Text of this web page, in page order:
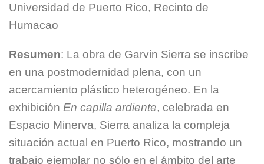
Universidad de Puerto Rico, Recinto de
Humacao
Resumen: La obra de Garvin Sierra se inscribe
en una postmodernidad plena, con un
acercamiento plástico heterogéneo. En la
exhibición En capilla ardiente, celebrada en
Espacio Minerva, Sierra analiza la compleja
situación actual en Puerto Rico, mostrando un
trabajo ejemplar no sólo en el ámbito del arte